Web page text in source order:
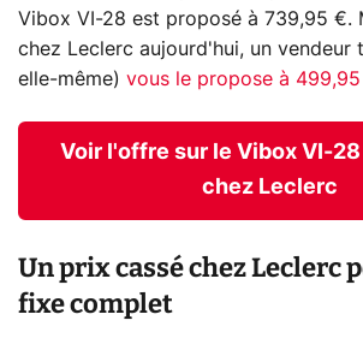
Vibox VI-28 est proposé à 739,95 €.
chez Leclerc aujourd'hui, un vendeur
elle-même) vous le propose à
Voir l'offre sur le Vibox VI-
chez Leclerc
Un prix cassé chez Leclerc
fixe complet